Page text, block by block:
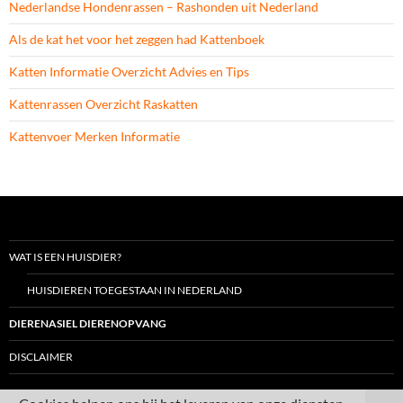
Nederlandse Hondenrassen – Rashonden uit Nederland
Als de kat het voor het zeggen had Kattenboek
Katten Informatie Overzicht Advies en Tips
Kattenrassen Overzicht Raskatten
Kattenvoer Merken Informatie
WAT IS EEN HUISDIER?
HUISDIEREN TOEGESTAAN IN NEDERLAND
DIERENASIEL DIERENOPVANG
DISCLAIMER